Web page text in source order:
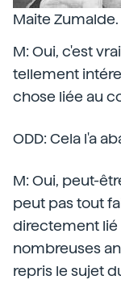
Maite Zumalde.
M: Oui, c'est
tellement
chose liée au
ODD: Cela l'a
M: Oui, peut-
peut pas tout
directement lié
nombreuses
repris le sujet